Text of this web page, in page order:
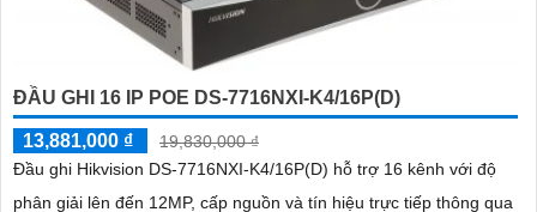
ĐẦU GHI 16 IP POE DS-7716NXI-K4/16P(D)
13,881,000 ₫
19,830,000 ₫
Đầu ghi Hikvision DS-7716NXI-K4/16P(D) hỗ trợ 16 kênh với độ
phân giải lên đến 12MP, cấp nguồn và tín hiệu trực tiếp thông qua